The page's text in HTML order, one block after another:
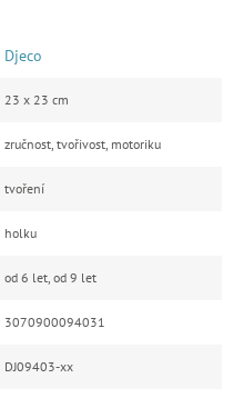
Djeco
23 x 23 cm
zručnost, tvořivost, motoriku
tvoření
holku
od 6 let, od 9 let
3070900094031
DJ09403-xx